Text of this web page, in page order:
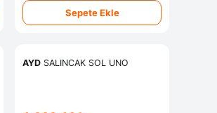
Sepete Ekle
AYD SALINCAK SOL UNO